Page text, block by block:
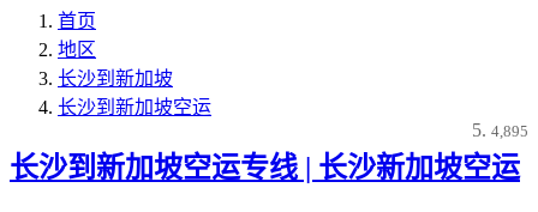
首页
地区
长沙到新加坡
长沙到新加坡空运
4,895
长沙到新加坡空运专线 | 长沙新加坡空运